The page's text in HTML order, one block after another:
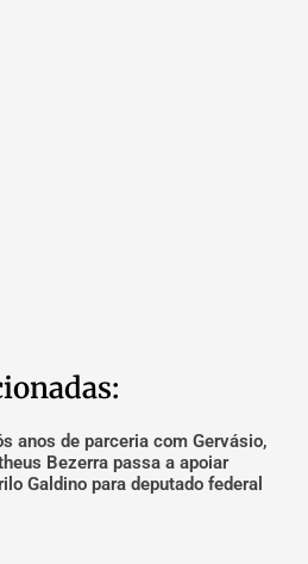
anos de parceria com Gervásio,
Bezerra passa a apoiar
Galdino para deputado federal